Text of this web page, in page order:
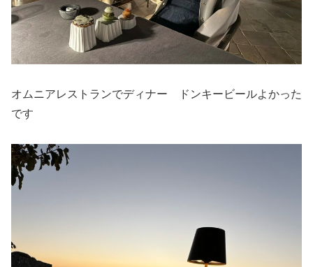
オムニアレストランでディナー ドンキービールよかった
です